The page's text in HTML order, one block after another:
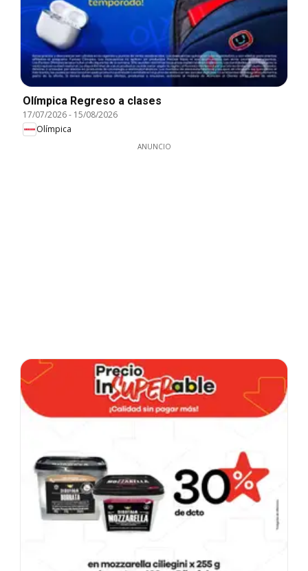
Olímpica Regreso a clases
17/07/2026- 15/08/2026
Olímpica
ANUNCIO